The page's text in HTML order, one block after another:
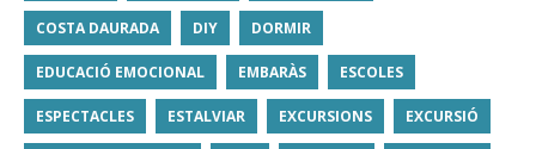
COSTA DAURADA DIY DORMIR
EDUCACIÓ EMOCIONAL EMBARÀS ESCOLES
ESPECTACLES ESTALVIAR EXCURSIONS EXCURSIÓ